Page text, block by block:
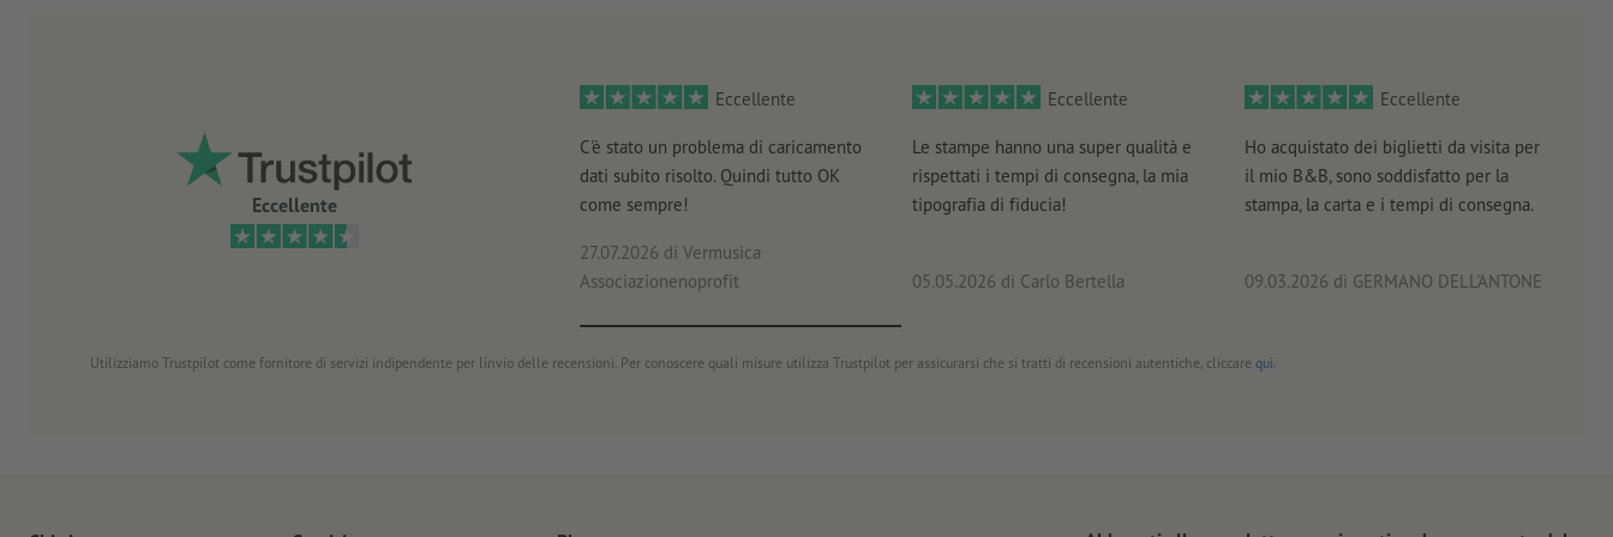
Eccellente
Eccellente
C'è stato un problema di caricamento
dati subito risolto. Quindi tutto OK
come sempre!
27.07.2026 di Vermusica
Associazionenoprofit
Eccellente
Le stampe hanno una super qualità e
rispettati i tempi di consegna, la mia
tipografia di fiducia!
05.05.2026 di Carlo Bertella
Eccellente
Ho acquistato dei biglietti da visita per
il mio B&B, sono soddisfatto per la
stampa, la carta e i tempi di consegna.
09.03.2026 di GERMANO DELL'ANTONE
Utilizziamo Trustpilot come fornitore di servizi indipendente per linvio delle recensioni. Per conoscere quali misure utilizza Trustpilot per assicurarsi che si tratti di recensioni autentiche, cliccare qui.